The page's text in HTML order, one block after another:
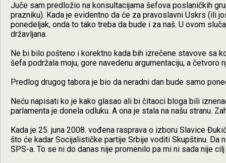
Juče sam predložio na konsultacijama šefova poslaničkih
prazniku). Kada je evidentno da će za pravoslavni Uskrs (ili
ponedeljak, onda to tako treba da bude i za naš. U ovom
državljana.
Ne bi bilo pošteno i korektno kada bih izrečene stavove sa
šefa podržala moju, gore navedenu argumentaciju, a četvoro
Predlog drugog tabora je bio da neradni dan bude samo
Neću napisati ko je kako glasao ali bi čitaoci bloga bili
parlamenta je donela odluku. A ona je stala na našu stranu.
Kada je 25. juna 2008. vođena rasprava o izboru Slavice
što će kadar Socijalističke partije Srbije voditi Skupštinu. Da
SPS-a. To se ni do danas nije promenilo pa mi ni sada nije